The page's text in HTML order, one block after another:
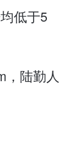
低于5
，陆勤人